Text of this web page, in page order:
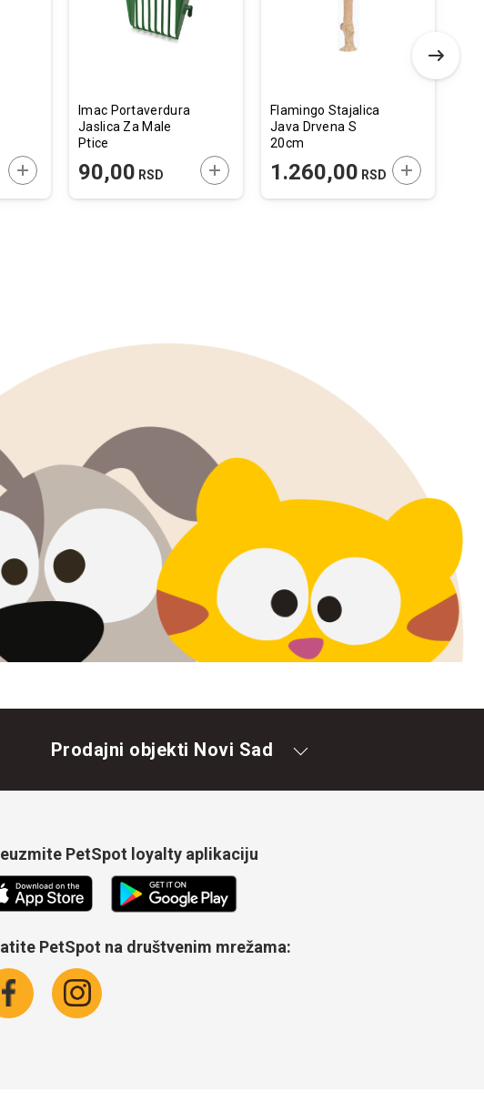
DODAJTE U KORPU
Imac Portaverdura
Jaslica Za Male
Ptice
90,00 RSD DODAJTE U KORPU
Flamingo Stajalica
Java Drvena S
20cm
1.260,00 RSD DODAJTE U
Prodajni objekti Novi Sad
PetSpot loyalty aplikaciju
PetSpot na društvenim mrežama: